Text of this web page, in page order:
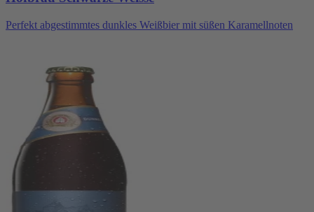
Perfekt abgestimmtes dunkles Weißbier mit süßen Karamellnoten